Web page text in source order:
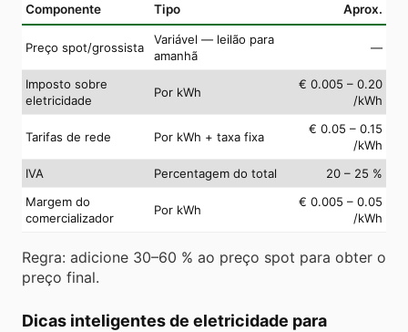
Componente Tipo Aprox.
Preço spot/grossista
Variável — leilão para
amanhã
—
Imposto sobre
eletricidade
Por kWh
€ 0.005 – 0.20
/kWh
Tarifas de rede Por kWh + taxa fixa
€ 0.05 – 0.15
/kWh
IVA
Percentagem do total
20 – 25 %
Margem do
comercializador
Por kWh
€ 0.005 – 0.05
/kWh
Regra: adicione 30–60 % ao preço spot para obter o
preço final.
Dicas inteligentes de eletricidade para